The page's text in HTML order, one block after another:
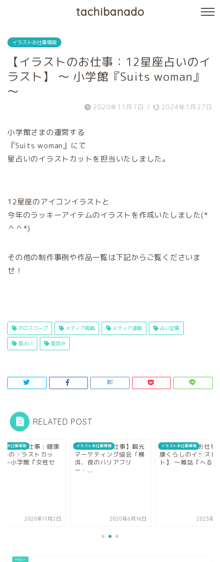
tachibanado
イラストお仕事情報
【イラストのお仕事：12星座占いのイ
ラスト】 〜 小学館『Suits woman』
〜
2020年11月7日 / 2024年1月27日
小学館さまの運営する
『Suits woman』にて
星占いのイラストカットを担当いたしました。
12星座のアイコンイラストと
今年のラッキーアイテムのイラストを作成いたしました(*
＾＾*)
その他の制作事例や作品一覧は下記からご覧くださいま
せ！
ホロスコープ メディア掲載 メディア連載 占い記事
星占い 星読み
RELATED POST
トお仕事情報
ラストお仕事：健康
しのイラストカッ
〜小学館『女性セ
2020年11月2日
イラストお仕事情報
【イラストお仕事】観光
マーケティング協会「横
浜、夜のバリアフリ
ー・...
2020年6月16日
イラストお仕事情報
【イラストのお仕事
康くらしのイラスト
ト】 〜雑誌『へる
2023年2